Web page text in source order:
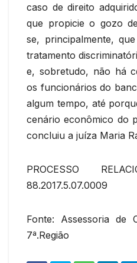
caso de direito
que propicie o gozo
se, principalmente,
tratamento
e, sobretudo, não há
os funcionários do
algum tempo, até
cenário econômico do
concluiu a juíza Maria
PROCESSO
88.2017.5.07.0009
Fonte: Assessoria de
7ª.Região